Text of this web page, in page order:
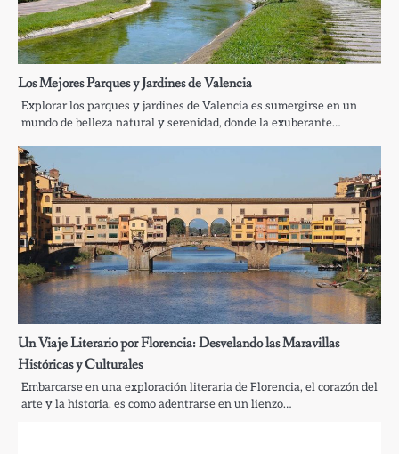
Los Mejores Parques y Jardines de Valencia
Explorar los parques y jardines de Valencia es sumergirse en un
mundo de belleza natural y serenidad, donde la exuberante…
Un Viaje Literario por Florencia: Desvelando las Maravillas
Históricas y Culturales
Embarcarse en una exploración literaria de Florencia, el corazón del
arte y la historia, es como adentrarse en un lienzo…